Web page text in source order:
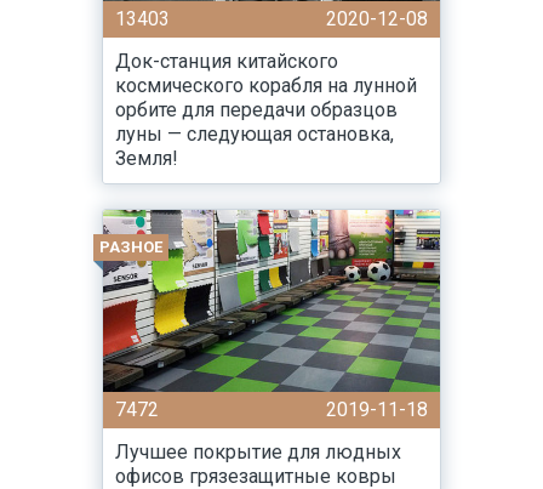
13403
2020-12-08
Док-станция китайского
космического корабля на лунной
орбите для передачи образцов
луны — следующая остановка,
Земля!
РАЗНОЕ
7472
2019-11-18
Лучшее покрытие для людных
офисов грязезащитные ковры